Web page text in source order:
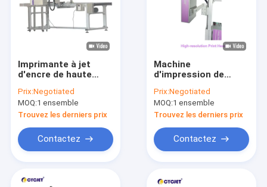
Imprimante à jet
d'encre de haute
CYCJET Plywood
Board Logo Printing
Machine
Prix:Negotiated
MOQ:1 ensemble
Trouvez les derniers prix
Contactez
Machine
d'impression de
date de Food
Packaging Box
d'imprimante à jet
d'encre de CYCJET
Prix:Negotiated
MOQ:1 ensemble
Trouvez les derniers prix
Contactez